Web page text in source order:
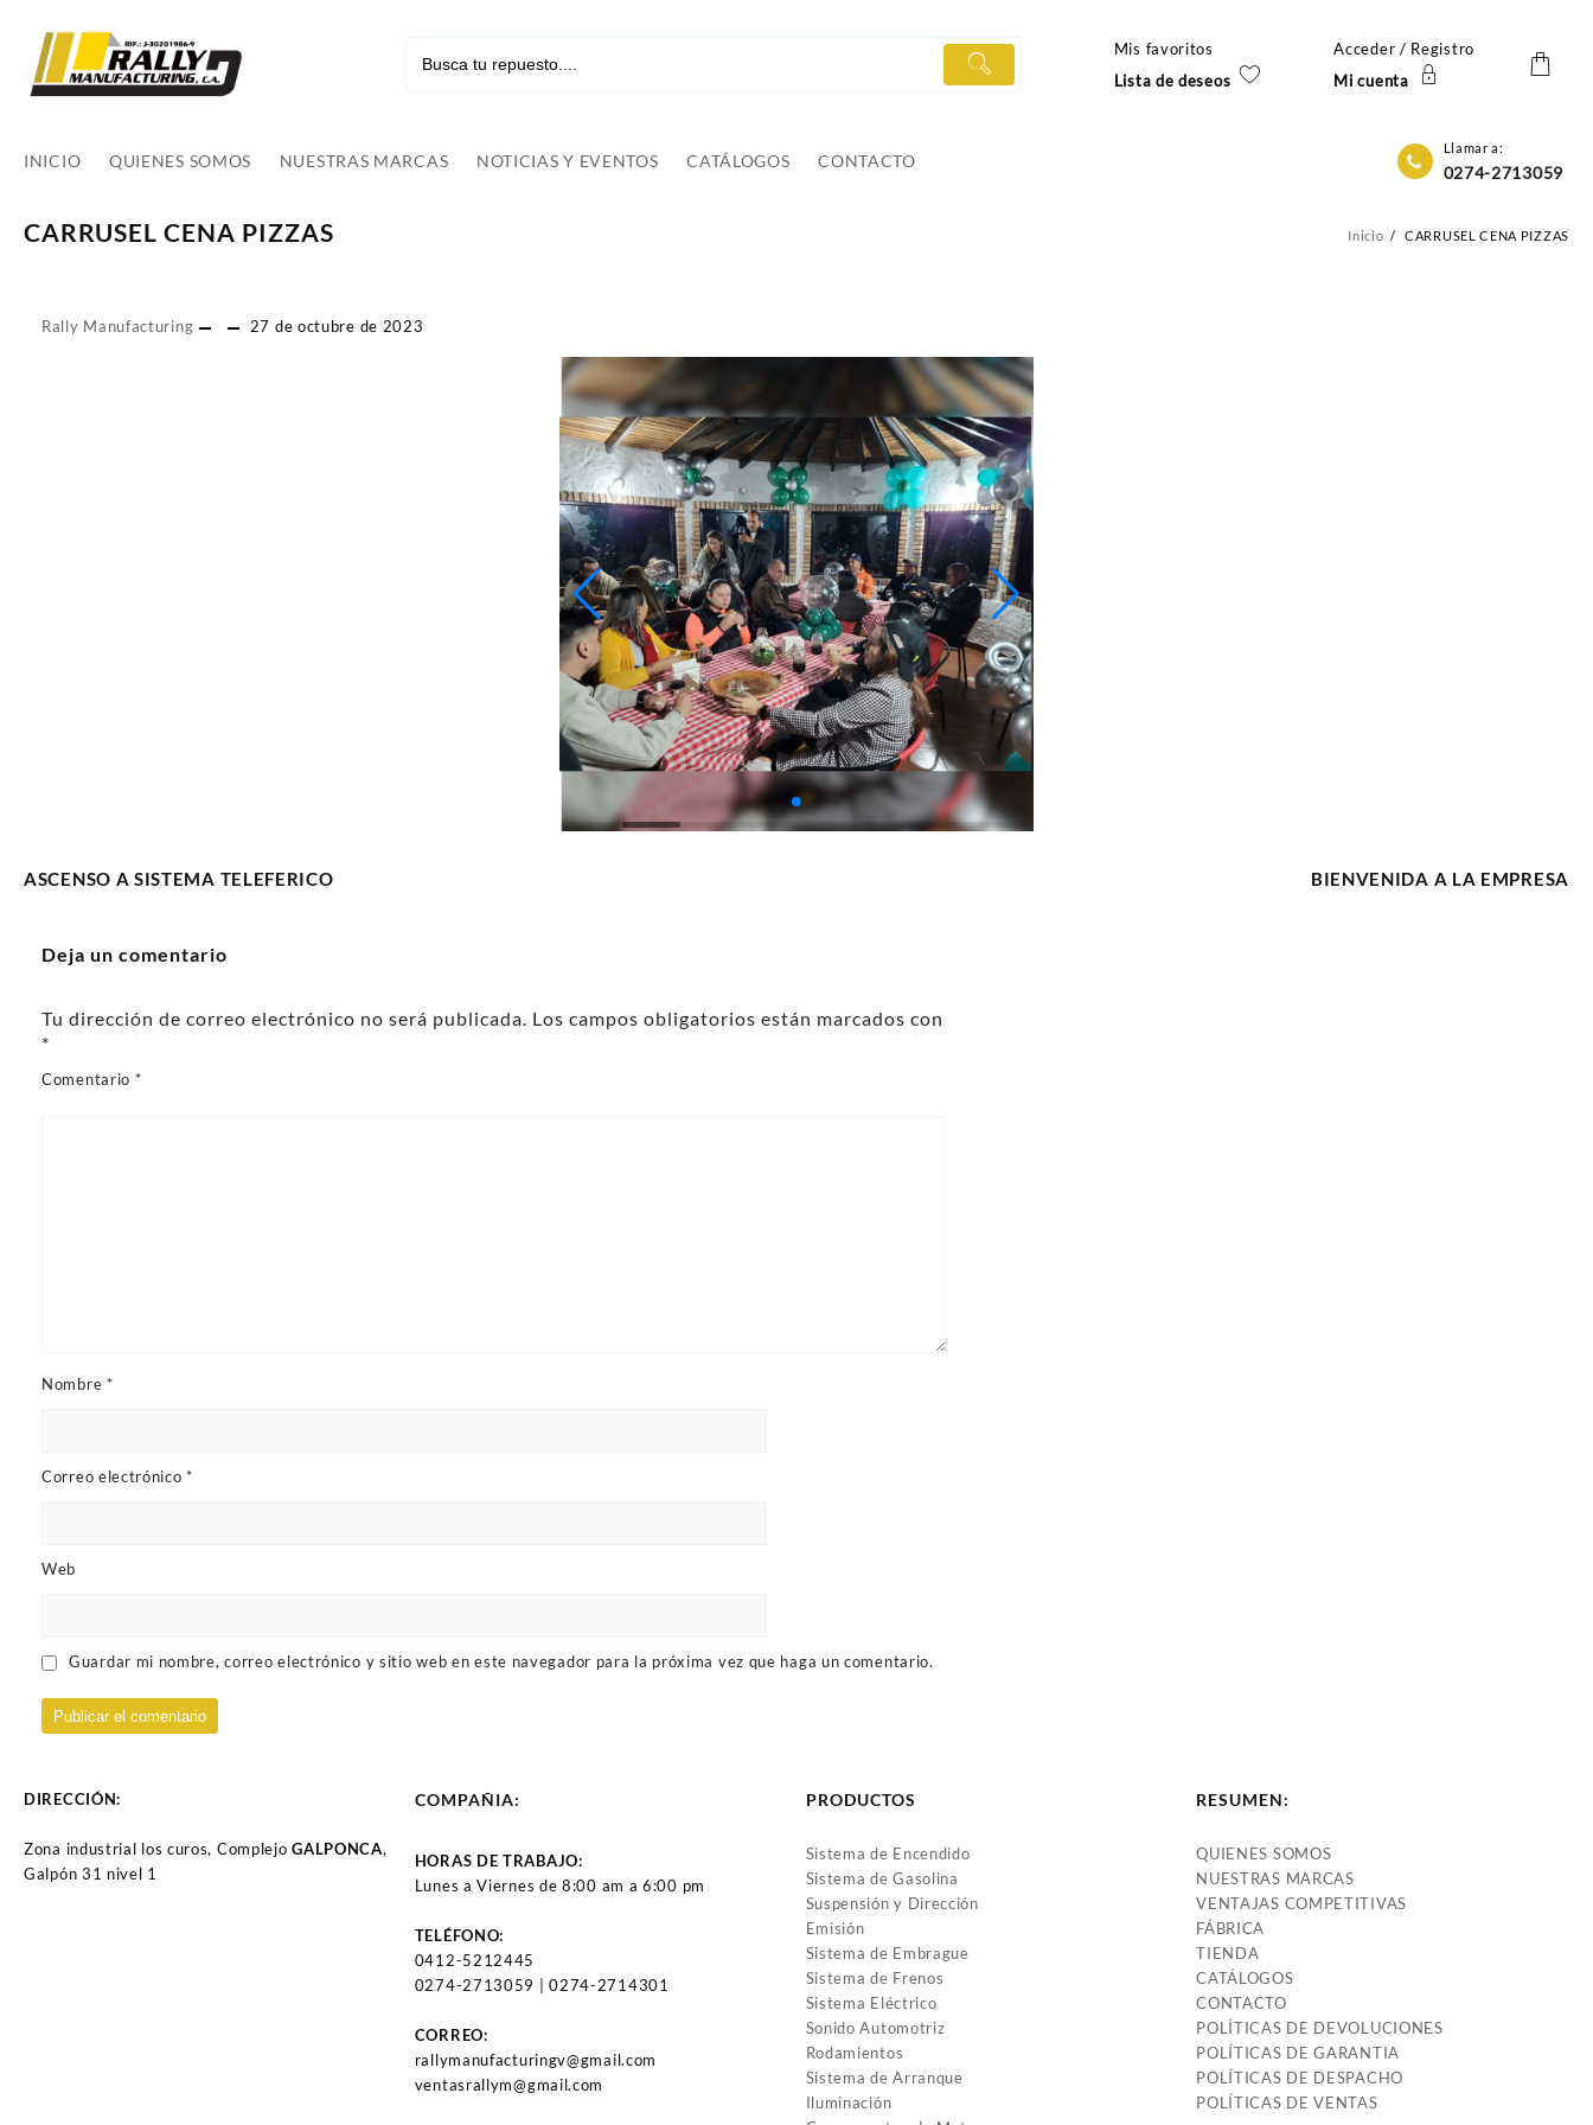
contenido
Mis favoritos
Lista de deseos
Acceder / Registro
Mi cuenta
INICIO QUIENES SOMOS NUESTRAS MARCAS NOTICIAS Y EVENTOS CATÁLOGOS CONTACTO
Llamar a:
0274-2713059
CARRUSEL CENA PIZZAS Inicio CARRUSEL CENA PIZZAS
Rally Manufacturing 27 de octubre de 2023
Navegación
entradas
ASCENSO A SISTEMA TELEFERICO BIENVENIDA A LA EMPRESA
Deja un comentario
Tu dirección de correo electrónico no será publicada. Los campos obligatorios están marcados con
*
Comentario *
Nombre *
Correo electrónico*
Web
Guardar mi nombre, correo electrónico y sitio web en este navegador para la próxima vez que haga un comentario.
DIRECCIÓN:
Zona industrial los curos, ComplejoGALPONCA,
Galpón 31 nivel 1
COMPAÑIA:
HORAS DE TRABAJO:
Lunes a Viernes de 8:00 am a 6:00 pm
TELÉFONO:
0412-5212445
0274-2713059 | 0274-2714301
CORREO:
rallymanufacturingv@gmail.com
ventasrallym@gmail.com
PRODUCTOS
Sistema de Encendido
Sistema de Gasolina
Suspensión y Dirección
Emisión
Sistema de Embrague
Sistema de Frenos
Sistema Eléctrico
Sonido Automotriz
Rodamientos
Sistema de Arranque
Iluminación
RESUMEN:
QUIENES SOMOS
NUESTRAS MARCAS
VENTAJAS COMPETITIVAS
FÁBRICA
TIENDA
CATÁLOGOS
CONTACTO
POLÍTICAS DE DEVOLUCIONES
POLÍTICAS DE GARANTIA
POLÍTICAS DE DESPACHO
POLÍTICAS DE VENTAS